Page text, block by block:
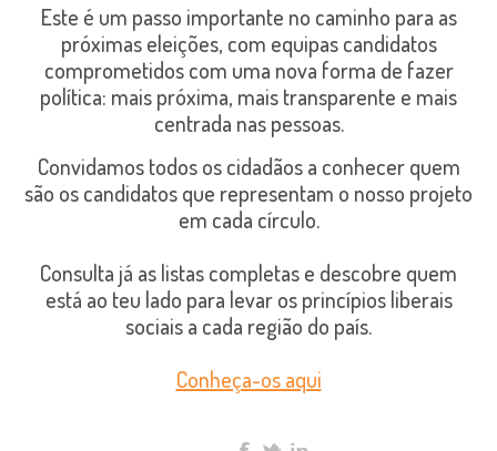
Este é um passo importante no caminho para as
próximas eleições, com equipas candidatos
comprometidos com uma nova forma de fazer
política: mais próxima, mais transparente e mais
centrada nas pessoas.
Convidamos todos os cidadãos a conhecer quem
são os candidatos que representam o nosso projeto
em cada círculo.
Consulta já as listas completas e descobre quem
está ao teu lado para levar os princípios liberais
sociais a cada região do país.
Conheça-os aqui